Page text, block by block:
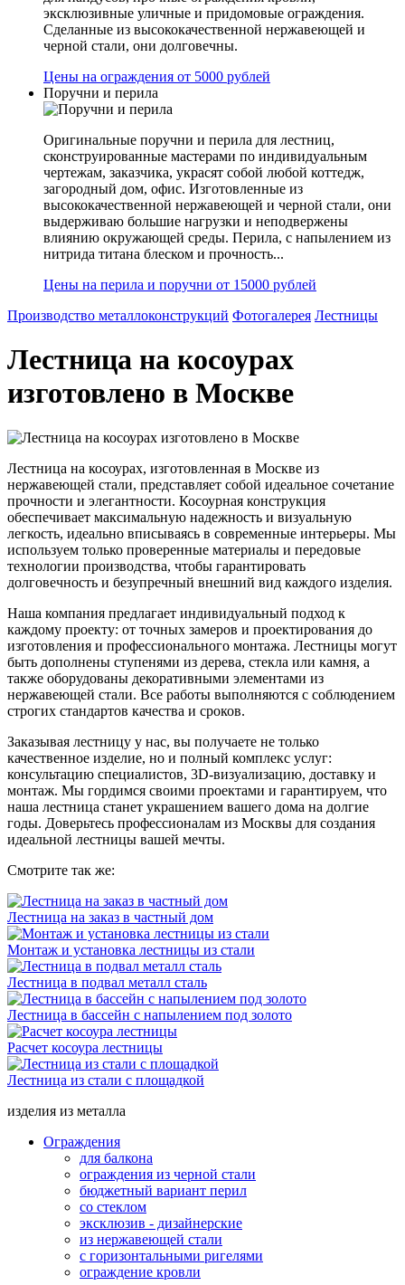
эксклюзивные уличные и придомовые ограждения.
Сделанные из высококачественной нержавеющей и
черной стали, они долговечны.
Цены на ограждения от 5000 рублей
Поручни и перила
Оригинальные поручни и перила для лестниц,
сконструированные мастерами по индивидуальным
чертежам, заказчика, украсят собой любой коттедж,
загородный дом, офис. Изготовленные из
высококачественной нержавеющей и черной стали, они
выдерживаю большие нагрузки и неподвержены
влиянию окружающей среды. Перила, с напылением из
нитрида титана блеском и прочность...
Цены на перила и поручни от 15000 рублей
Производство металлоконструкций Фотогалерея Лестницы
Лестница на косоурах
изготовлено в Москве
Лестница на косоурах, изготовленная в Москве из
нержавеющей стали, представляет собой идеальное сочетание
прочности и элегантности. Косоурная конструкция
обеспечивает максимальную надежность и визуальную
легкость, идеально вписываясь в современные интерьеры. Мы
используем только проверенные материалы и передовые
технологии производства, чтобы гарантировать
долговечность и безупречный внешний вид каждого изделия.
Наша компания предлагает индивидуальный подход к
каждому проекту: от точных замеров и проектирования до
изготовления и профессионального монтажа. Лестницы могут
быть дополнены ступенями из дерева, стекла или камня, а
также оборудованы декоративными элементами из
нержавеющей стали. Все работы выполняются с соблюдением
строгих стандартов качества и сроков.
Заказывая лестницу у нас, вы получаете не только
качественное изделие, но и полный комплекс услуг:
консультацию специалистов, 3D-визуализацию, доставку и
монтаж. Мы гордимся своими проектами и гарантируем, что
наша лестница станет украшением вашего дома на долгие
годы. Доверьтесь профессионалам из Москвы для создания
идеальной лестницы вашей мечты.
Смотрите так же:
Лестница на заказ в частный дом
Монтаж и установка лестницы из стали
Лестница в подвал металл сталь
Лестница в бассейн с напылением под золото
Расчет косоура лестницы
Лестница из стали с площадкой
изделия из металла
Ограждения
для балкона
ограждения из черной стали
бюджетный вариант перил
со стеклом
эксклюзив - дизайнерские
из нержавеющей стали
с горизонтальными ригелями
ограждение кровли